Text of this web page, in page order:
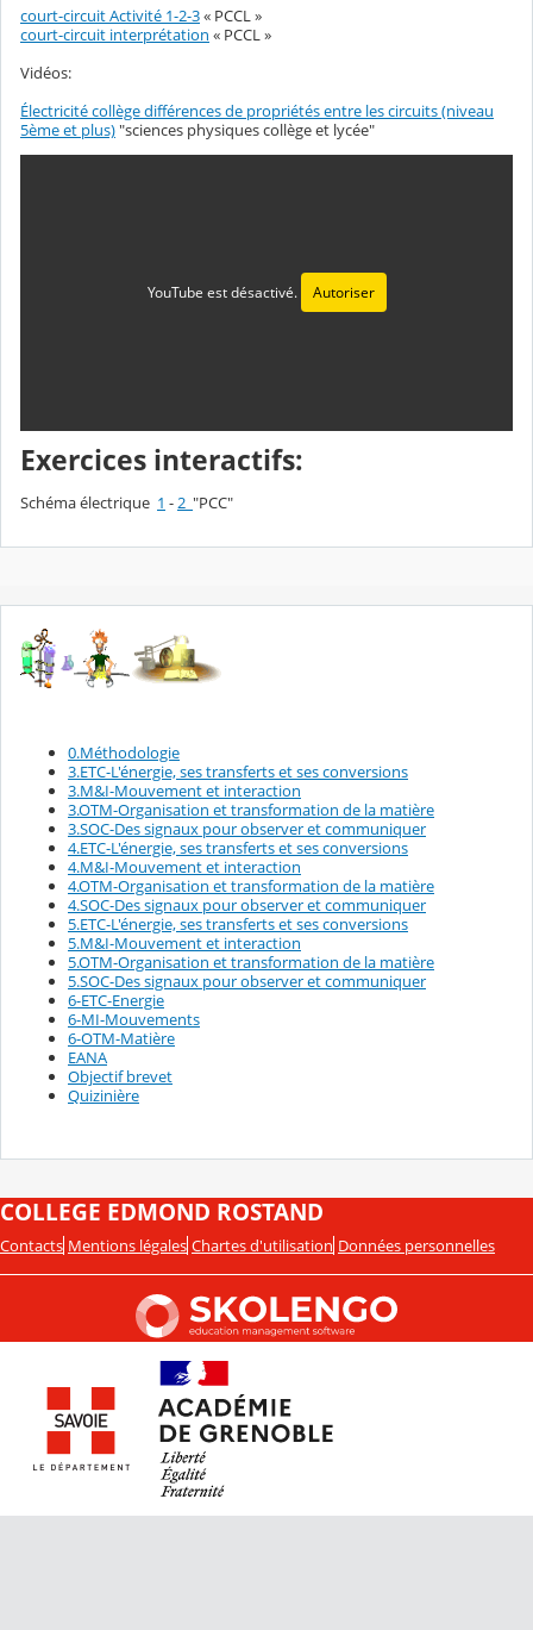
court-circuit Activité 1-2-3« PCCL »
court-circuit interprétation « PCCL »
Vidéos:
Électricité collège différences de propriétés entre les circuits (niveau
5ème et plus)"sciences physiques collège et lycée"
YouTube est désactivé. Autoriser
Exercices interactifs:
Schéma électrique 1 -2 "PCC"
0.Méthodologie
3.ETC-L'énergie, ses transferts et ses conversions
3.M&I-Mouvement et interaction
3.OTM-Organisation et transformation de la matière
3.SOC-Des signaux pour observer et communiquer
4.ETC-L'énergie, ses transferts et ses conversions
4.M&I-Mouvement et interaction
4.OTM-Organisation et transformation de la matière
4.SOC-Des signaux pour observer et communiquer
5.ETC-L'énergie, ses transferts et ses conversions
5.M&I-Mouvement et interaction
5.OTM-Organisation et transformation de la matière
5.SOC-Des signaux pour observer et communiquer
6-ETC-Energie
6-MI-Mouvements
6-OTM-Matière
EANA
Objectif brevet
Quizinière
COLLEGE EDMOND ROSTAND
Contacts Mentions légales Chartes d'utilisation Données personnelles